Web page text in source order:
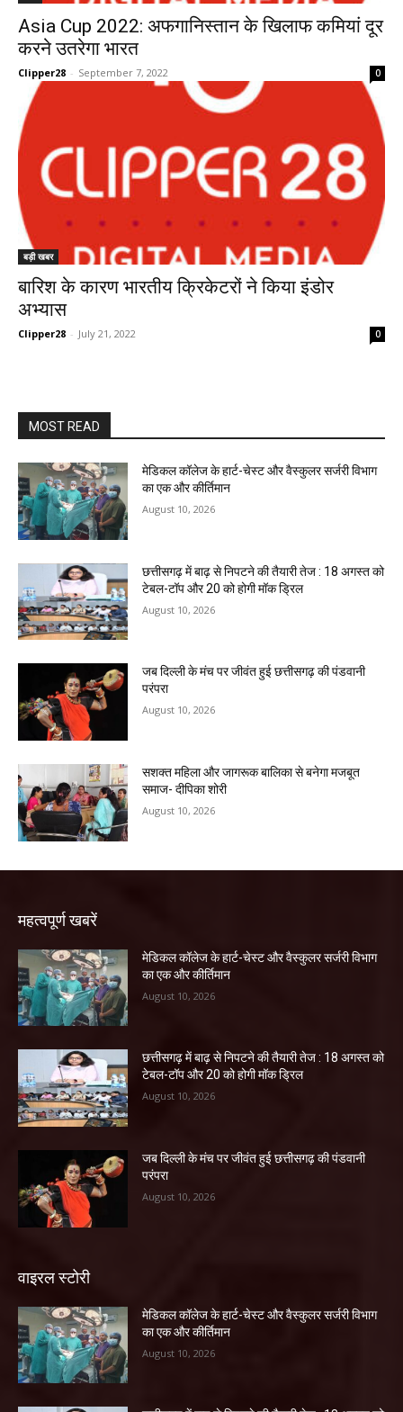
Asia Cup 2022: अफगानिस्तान के खिलाफ कमियां दूर
करने उतरेगा भारत
Clipper28 - September 7, 2022 0
बड़ी खबर
बारिश के कारण भारतीय क्रिकेटरों ने किया इंडोर
अभ्यास
Clipper28 - July 21, 2022 0
MOST READ
​मेडिकल कॉलेज के हार्ट-चेस्ट और वैस्कुलर सर्जरी विभाग
का एक और कीर्तिमान
August 10, 2026
छत्तीसगढ़ में बाढ़ से निपटने की तैयारी तेज : 18 अगस्त को
टेबल-टॉप और 20 को होगी मॉक ड्रिल
August 10, 2026
जब दिल्ली के मंच पर जीवंत हुई छत्तीसगढ़ की पंडवानी
परंपरा
August 10, 2026
सशक्त महिला और जागरूक बालिका से बनेगा मजबूत
समाज- दीपिका शोरी
August 10, 2026
महत्वपूर्ण खबरें
​मेडिकल कॉलेज के हार्ट-चेस्ट और वैस्कुलर सर्जरी विभाग
का एक और कीर्तिमान
August 10, 2026
छत्तीसगढ़ में बाढ़ से निपटने की तैयारी तेज : 18 अगस्त को
टेबल-टॉप और 20 को होगी मॉक ड्रिल
August 10, 2026
जब दिल्ली के मंच पर जीवंत हुई छत्तीसगढ़ की पंडवानी
परंपरा
August 10, 2026
वाइरल स्टोरी
​मेडिकल कॉलेज के हार्ट-चेस्ट और वैस्कुलर सर्जरी विभाग
का एक और कीर्तिमान
August 10, 2026